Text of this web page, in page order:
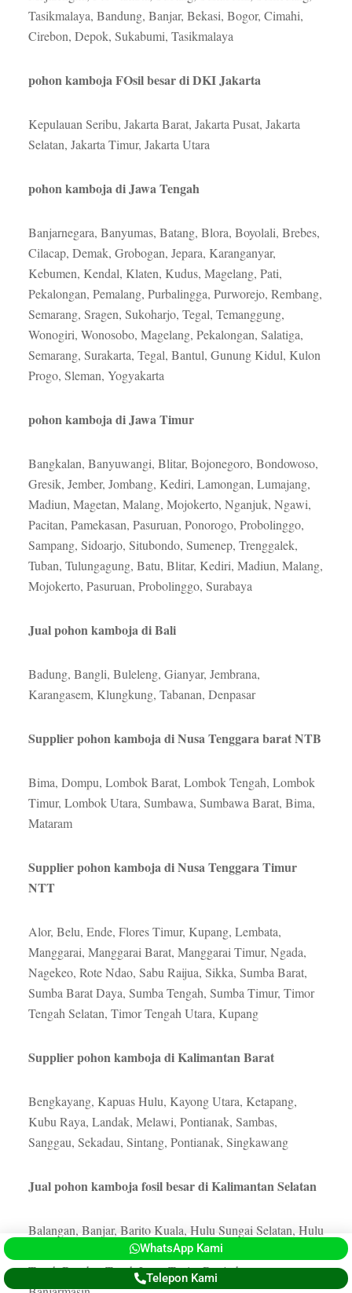
Tasikmalaya, Bandung, Banjar, Bekasi, Bogor, Cimahi,
Cirebon, Depok, Sukabumi, Tasikmalaya
pohon kamboja FOsil besar di DKI Jakarta
Kepulauan Seribu, Jakarta Barat, Jakarta Pusat, Jakarta
Selatan, Jakarta Timur, Jakarta Utara
pohon kamboja di Jawa Tengah
Banjarnegara, Banyumas, Batang, Blora, Boyolali, Brebes,
Cilacap, Demak, Grobogan, Jepara, Karanganyar,
Kebumen, Kendal, Klaten, Kudus, Magelang, Pati,
Pekalongan, Pemalang, Purbalingga, Purworejo, Rembang,
Semarang, Sragen, Sukoharjo, Tegal, Temanggung,
Wonogiri, Wonosobo, Magelang, Pekalongan, Salatiga,
Semarang, Surakarta, Tegal, Bantul, Gunung Kidul, Kulon
Progo, Sleman, Yogyakarta
pohon kamboja di Jawa Timur
Bangkalan, Banyuwangi, Blitar, Bojonegoro, Bondowoso,
Gresik, Jember, Jombang, Kediri, Lamongan, Lumajang,
Madiun, Magetan, Malang, Mojokerto, Nganjuk, Ngawi,
Pacitan, Pamekasan, Pasuruan, Ponorogo, Probolinggo,
Sampang, Sidoarjo, Situbondo, Sumenep, Trenggalek,
Tuban, Tulungagung, Batu, Blitar, Kediri, Madiun, Malang,
Mojokerto, Pasuruan, Probolinggo, Surabaya
Jual pohon kamboja di Bali
Badung, Bangli, Buleleng, Gianyar, Jembrana,
Karangasem, Klungkung, Tabanan, Denpasar
Supplier pohon kamboja di Nusa Tenggara barat NTB
Bima, Dompu, Lombok Barat, Lombok Tengah, Lombok
Timur, Lombok Utara, Sumbawa, Sumbawa Barat, Bima,
Mataram
Supplier pohon kamboja di Nusa Tenggara Timur
NTT
Alor, Belu, Ende, Flores Timur, Kupang, Lembata,
Manggarai, Manggarai Barat, Manggarai Timur, Ngada,
Nagekeo, Rote Ndao, Sabu Raijua, Sikka, Sumba Barat,
Sumba Barat Daya, Sumba Tengah, Sumba Timur, Timor
Tengah Selatan, Timor Tengah Utara, Kupang
Supplier pohon kamboja di Kalimantan Barat
Bengkayang, Kapuas Hulu, Kayong Utara, Ketapang,
Kubu Raya, Landak, Melawi, Pontianak, Sambas,
Sanggau, Sekadau, Sintang, Pontianak, Singkawang
Jual pohon kamboja fosil besar di Kalimantan Selatan
Balangan, Banjar, Barito Kuala, Hulu Sungai Selatan, Hulu
Sungai Tengah, Hulu Sungai Utara, Kotabaru, Tabalong,
Tanah Bumbu, Tanah Laut, Tapin, Banjarbaru,
WhatsApp Kami
Telepon Kami